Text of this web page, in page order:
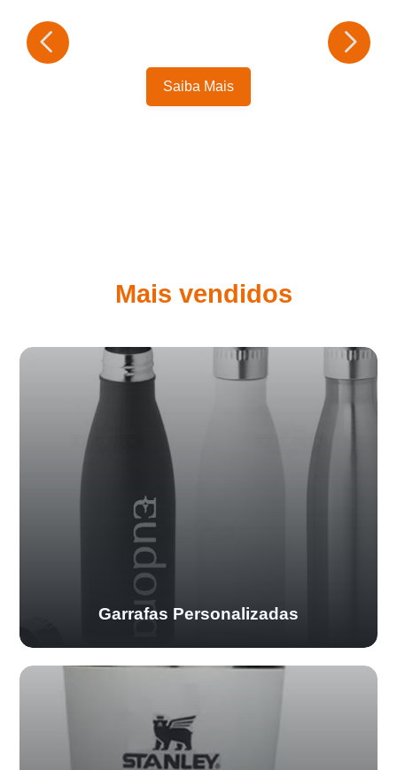
Saiba Mais
Mais vendidos
Garrafas Personalizadas